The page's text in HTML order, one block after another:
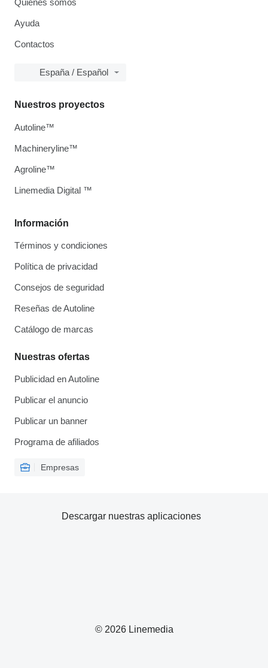
Quiénes somos
Ayuda
Contactos
España / Español
Información
Términos y condiciones
Política de privacidad
Consejos de seguridad
Reseñas de Autoline
Catálogo de marcas
Nuestras ofertas
Publicidad en Autoline
Publicar el anuncio
Publicar un banner
Programa de afiliados
Empresas
Nuestros proyectos
Autoline™
Machineryline™
Agroline™
Linemedia Digital ™
© 2026 Linemedia
Descargar nuestras aplicaciones